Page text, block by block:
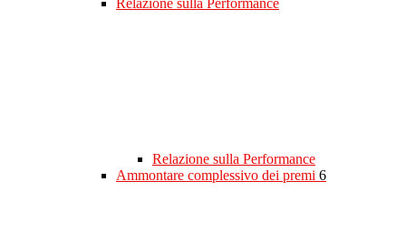
Relazione sulla Performance
Relazione sulla Performance
Ammontare complessivo dei premi 6